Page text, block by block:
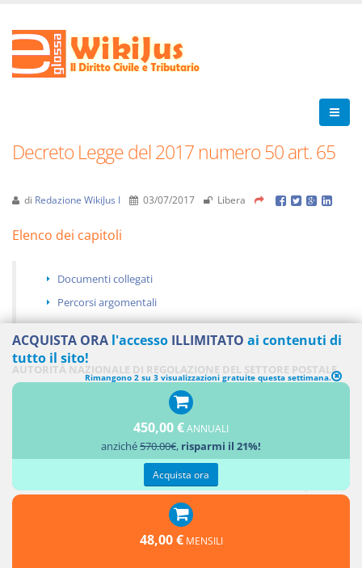
Decreto Legge del 2017 numero 50 art. 65
di Redazione WikiJus I 03/07/2017 Libera
Elenco dei capitoli
Documenti collegati
Percorsi argomentali
AUTORITÀ NAZIONALE DI REGOLAZIONE DEL SETTORE POSTALE
ACQUISTA ORA l'accesso ILLIMITATO ai contenuti di
tutto il sito!
Rimangono 2 su 3 visualizzazioni gratuite questa settimana.
450,00 €ANNUALI
anziché570.00€, risparmi il 21%!
Acquista ora
48,00 € MENSILI